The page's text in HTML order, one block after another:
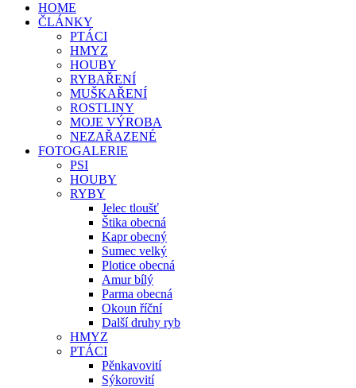
HOME
ČLÁNKY
PTÁCI
HMYZ
HOUBY
RYBAŘENÍ
MUŠKAŘENÍ
ROSTLINY
MOJE VÝROBA
NEZAŘAZENÉ
FOTOGALERIE
PSI
HOUBY
RYBY
Jelec tloušť
Štika obecná
Kapr obecný
Sumec velký
Plotice obecná
Amur bílý
Parma obecná
Okoun říční
Další druhy ryb
HMYZ
PTÁCI
Pěnkavovití
Sýkorovití